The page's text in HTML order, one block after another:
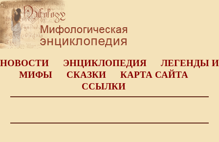
НОВОСТИ ЭНЦИКЛОПЕДИЯ
ЛЕГЕНДЫ И
МИФЫ
СКАЗКИ
КАРТА САЙТА
ССЫЛКИ